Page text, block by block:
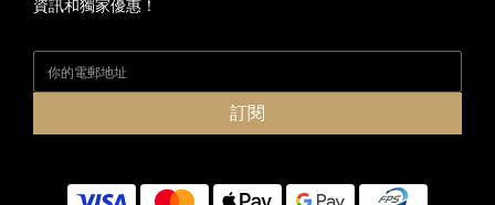
資訊和獨家優惠！
訂閱